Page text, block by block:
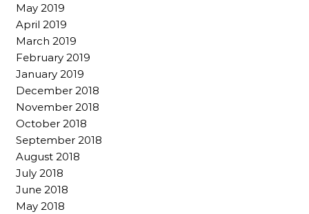
May 2019
April 2019
March 2019
February 2019
January 2019
December 2018
November 2018
October 2018
September 2018
August 2018
July 2018
June 2018
May 2018